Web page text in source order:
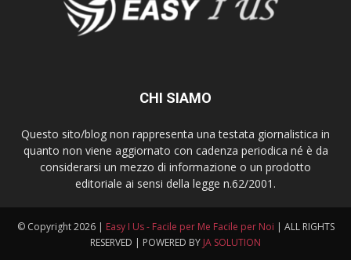
CHI SIAMO
Questo sito/blog non rappresenta una testata giornalistica in
quanto non viene aggiornato con cadenza periodica né è da
considerarsi un mezzo di informazione o un prodotto
editoriale ai sensi della legge n.62/2001.
© Copyright2026 | Easy I Us - Facile per Me Facile per Noi | ALL RIGHTS
RESERVED | POWERED BY JA SOLUTION